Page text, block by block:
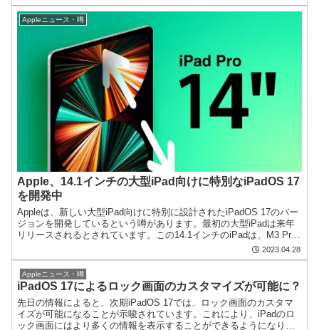
Appleニュース・噂
Apple、14.1インチの大型iPad向けに特別なiPadOS 17
を開発中
Appleは、新しい大型iPad向けに特別に設計されたiPadOS 17のバー
ジョンを開発しているという噂があります。最初の大型iPadは来年
リリースされるとされています。この14.1インチのiPadは、M3 Pro
2023.04.28
Appleニュース・噂
iPadOS 17によるロック画面のカスタマイズが可能に？
先日の情報によると、次期iPadOS 17では、ロック画面のカスタマ
イズが可能になることが示唆されています。これにより、iPadのロ
ック画面にはより多くの情報を表示することができるようになりま